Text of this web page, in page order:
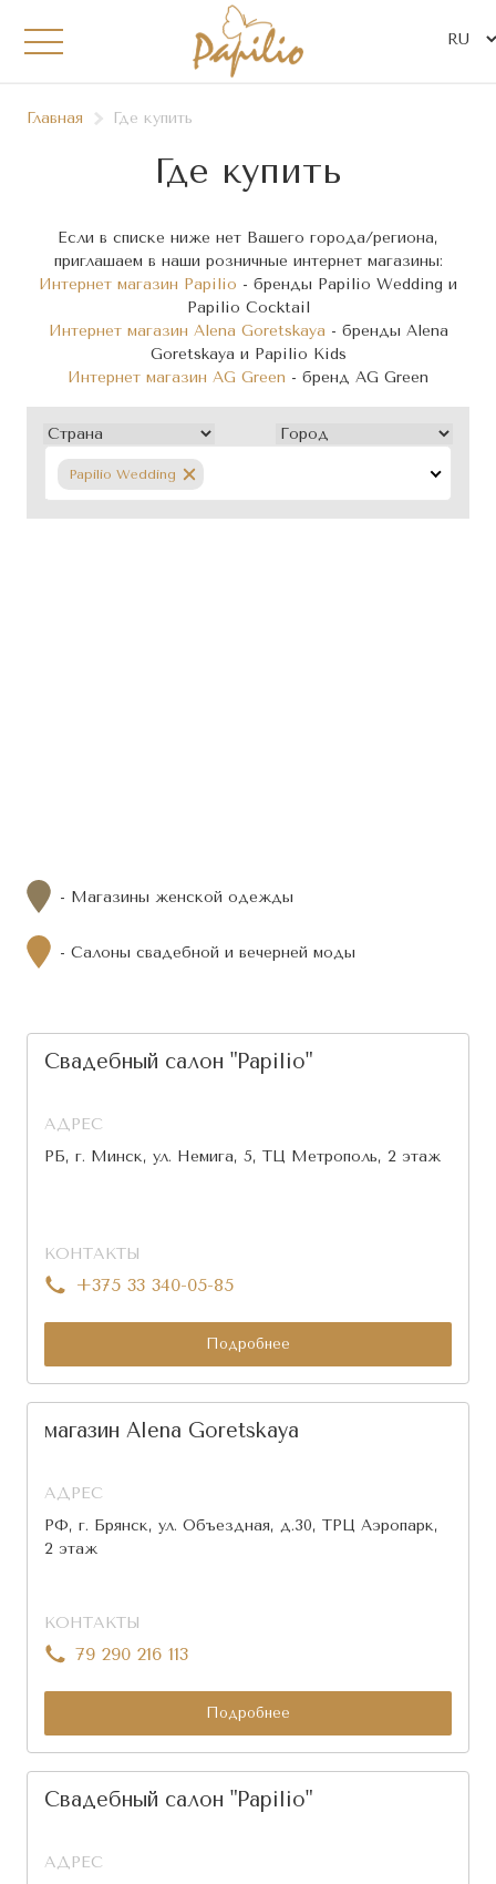
Главная Где купить
Где купить
Если в списке ниже нет Вашего города/региона,
приглашаем в наши розничные интернет магазины:
Интернет магазин Papilio - бренды Papilio Wedding и
Papilio Cocktail
Интернет магазин Alena Goretskaya - бренды Alena
Goretskaya и Papilio Kids
Интернет магазин AG Green - бренд AG Green
Papilio Wedding
- Магазины женской одежды
- Салоны свадебной и вечерней моды
Свадебный салон "Papilio"
АДРЕС
РБ, г. Минск, ул. Немига, 5, ТЦ Метрополь, 2 этаж
КОНТАКТЫ
+375 33 340-05-85
Подробнее
магазин Alena Goretskaya
АДРЕС
РФ, г. Брянск, ул. Объездная, д.30, ТРЦ Аэропарк,
2 этаж
КОНТАКТЫ
79 290 216 113
Подробнее
Свадебный салон "Papilio"
АДРЕС